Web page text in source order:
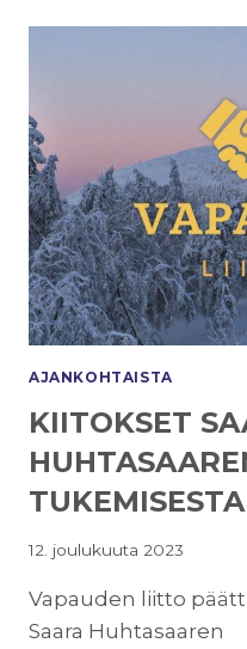
VÄYRYSEN
AJANKOHTAISTA
KIITOKSET
TUKEMISESTA
12. joulukuuta 2023
Vapauden liitto
Saara Huhtasaaren